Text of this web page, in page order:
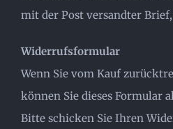
mit der Post versandter
Widerrufsformular
Wenn Sie vom Kauf
können Sie dieses Formular
Bitte schicken Sie Ihren